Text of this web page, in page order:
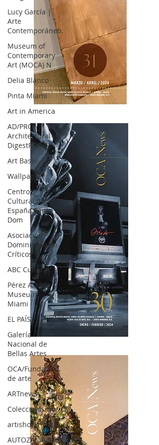
Lucy García |
Arte
Contemporáneo.
Museum of
Contemporary
Art (MOCA) N
Delia Blanco
Pinta Miami
Art in America
AD/PRO
Architectural
DigestPRO Ar
Art Basel
Wallpaper*
Centro
Cultural de
España Santo
Dom
Asociación
Dominicana de
Críticos d
ABC Cultural
Pérez Art
Museum
Miami
EL PAÍS
Galería
Nacional de
Bellas Artes
OCA/Fundación
de arte
ARTnews
Coleccionismo
artishockrevista
AUTOZAMA/Mercedes-
OCA|News 31 / Marzo-Abril / 2024
OCA|News 30 /Enero-Febrero / 2024